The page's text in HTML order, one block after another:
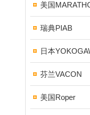
美国
瑞典PIAB
日本
芬兰VACON
美国Roper